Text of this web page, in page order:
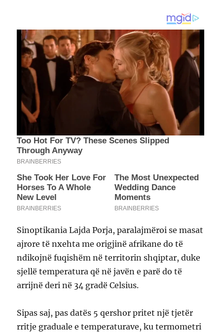
Sinoptikania Lajda Porja, paralajmëroi se masat
ajrore të nxehta me origjinë afrikane do të
ndikojnë fuqishëm në territorin shqiptar, duke
sjellë temperatura që në javën e parë do të
arrijnë deri në 34 gradë Celsius.
Sipas saj, pas datës 5 qershor pritet një tjetër
rritje graduale e temperaturave, ku termometri